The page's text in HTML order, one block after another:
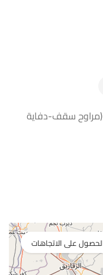
سقف-دفاية
على الاتجاهات